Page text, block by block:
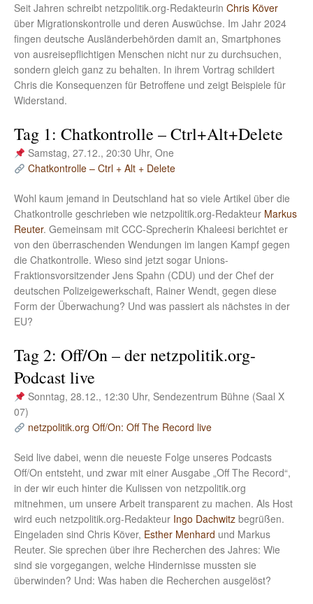
Seit Jahren schreibt netzpolitik.org-Redakteurin Chris Köver
über Migrationskontrolle und deren Auswüchse. Im Jahr 2024
fingen deutsche Ausländerbehörden damit an, Smartphones
von ausreisepflichtigen Menschen nicht nur zu durchsuchen,
sondern gleich ganz zu behalten. In ihrem Vortrag schildert
Chris die Konsequenzen für Betroffene und zeigt Beispiele für
Widerstand.
Tag 1: Chatkontrolle – Ctrl+Alt+Delete
Samstag, 27.12., 20:30 Uhr, One
Chatkontrolle – Ctrl + Alt + Delete
Wohl kaum jemand in Deutschland hat so viele Artikel über die
Chatkontrolle geschrieben wie netzpolitik.org-Redakteur Markus
Reuter. Gemeinsam mit CCC-Sprecherin Khaleesi berichtet er
von den überraschenden Wendungen im langen Kampf gegen
die Chatkontrolle. Wieso sind jetzt sogar Unions-
Fraktionsvorsitzender Jens Spahn (CDU) und der Chef der
deutschen Polizeigewerkschaft, Rainer Wendt, gegen diese
Form der Überwachung? Und was passiert als nächstes in der
EU?
Tag 2: Off/On – der netzpolitik.org-
Podcast live
Sonntag, 28.12., 12:30 Uhr, Sendezentrum Bühne (Saal X
07)
netzpolitik.org Off/On: Off The Record live
Seid live dabei, wenn die neueste Folge unseres Podcasts
Off/On entsteht, und zwar mit einer Ausgabe „Off The Record“,
in der wir euch hinter die Kulissen von netzpolitik.org
mitnehmen, um unsere Arbeit transparent zu machen. Als Host
wird euch netzpolitik.org-Redakteur Ingo Dachwitz begrüßen.
Eingeladen sind Chris Köver, Esther Menhard und Markus
Reuter. Sie sprechen über ihre Recherchen des Jahres: Wie
sind sie vorgegangen, welche Hindernisse mussten sie
überwinden? Und: Was haben die Recherchen ausgelöst?